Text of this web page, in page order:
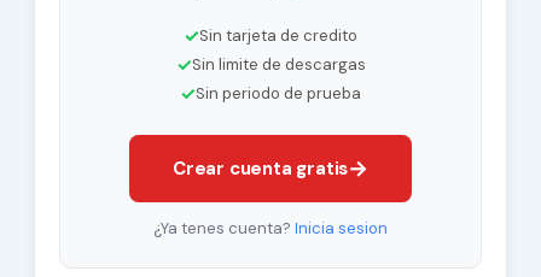
✓Sin tarjeta de credito
✓Sin limite de descargas
✓Sin periodo de prueba
Crear cuenta gratis→
¿Ya tenes cuenta? Inicia sesion